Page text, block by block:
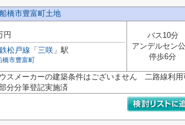
船橋市豊富町土地
円
松戸線 「 三咲 」駅
橋市豊富町
バス10分
アンデルセン
停歩6分
スメーカーの建築条件はございません 二路線利
分分筆登記実施済